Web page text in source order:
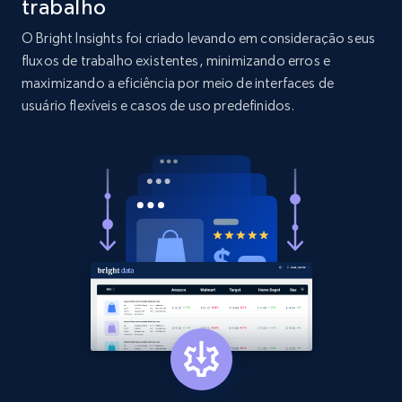
2.1K+ 375+ Comece agora
URL, Product id, Listing inventory id, Title, Rating,
Reviews count shop, Reviews count item, Initial
price, and more.
1.9K+ 322+ Comece agora
Etsy - Collect data on products using
specified keywords
URL, Product id, Listing inventory id, Title, Rating,
trabalho
O Bright Insights foi criado levando em consideração seus
fluxos de trabalho existentes, minimizando erros e
maximizando a eficiência por meio de interfaces de
usuário flexíveis e casos de uso predefinidos.